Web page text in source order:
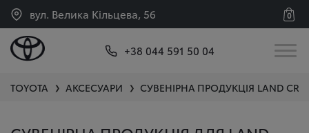
вул. Велика Кільцева, 56 0
+38 044 591 50 04
TOYOTA ❯ АКСЕСУАРИ ❯ СУВЕНІРНА ПРОДУКЦІЯ LAND